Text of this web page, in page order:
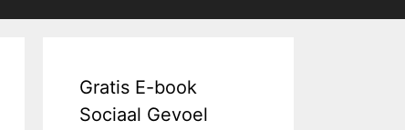
Gratis E-book
Sociaal Gevoel